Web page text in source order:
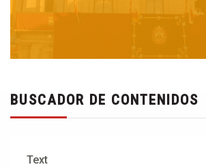
BUSCADOR DE CONTENIDOS
Text